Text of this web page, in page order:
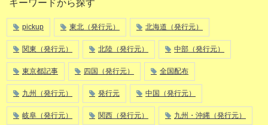
キーワードから探す
pickup 東北（発行元） 北海道（発行元）
関東（発行元） 北陸（発行元） 中部（発行元）
東京都記事 四国（発行元） 全国配布
九州（発行元） 発行元 中国（発行元）
岐阜（発行元） 関西（発行元） 九州・沖縄（発行元）